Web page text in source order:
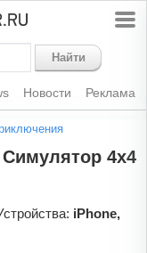
Найти
Новости Реклама
4x4
iPhone,